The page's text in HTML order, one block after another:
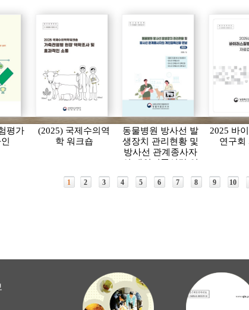
평가
(2025) 국제수의역
학 워크숍
동물병원 방사선 발
생장치 관리현황 및
방사선 관계종사자
의 개인피폭선량 연
2025 바
연구회
1 2 3 4 5 6 7 8 9 10